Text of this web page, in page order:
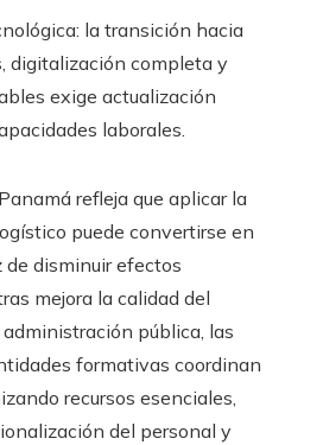
la transición hacia
digitalización completa y
exige actualización
laborales.
refleja que aplicar la
puede convertirse en
disminuir efectos
mejora la calidad del
pública, las
formativas coordinan
recursos esenciales,
del personal y